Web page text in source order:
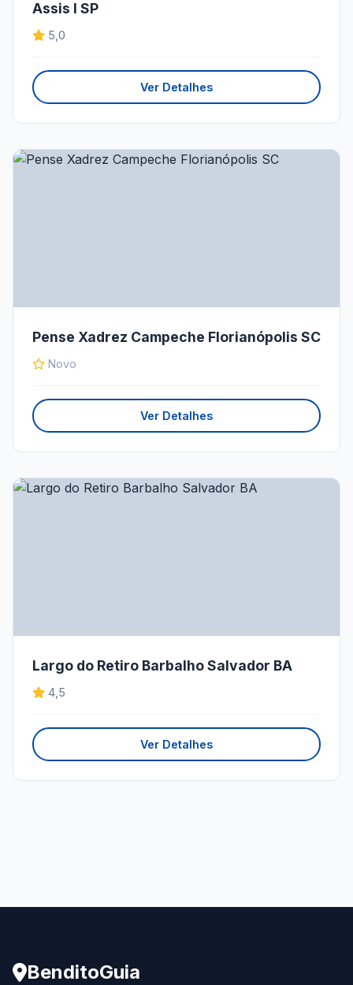
Assis I SP
5,0
Ver Detalhes
Pense Xadrez Campeche Florianópolis SC
Novo
Ver Detalhes
Largo do Retiro Barbalho Salvador BA
4,5
Ver Detalhes
BenditoGuia